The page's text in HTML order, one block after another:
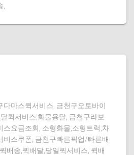
,
다마스퀵서비스, 금천구오토바이
퀵서비스,화물용달, 금천구라보
스요금조회, 소형화물,소형트럭,차
비스쿠폰, 금천구빠른픽업/빠른배
배송,퀵배달,당일퀵서비스, 퀵배